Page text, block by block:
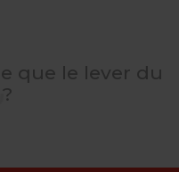
que le lever du